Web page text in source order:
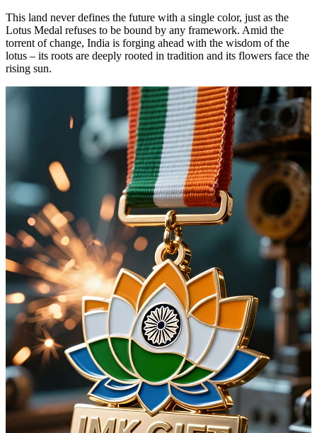
This land never defines the future with a single color, just as the
Lotus Medal refuses to be bound by any framework. Amid the
torrent of change, India is forging ahead with the wisdom of the
lotus – its roots are deeply rooted in tradition and its flowers face the
rising sun.